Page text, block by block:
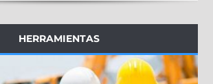
HERRAMIENTAS